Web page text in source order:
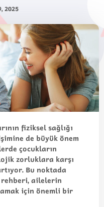
2025
fiziksel sağlığı
de büyük önem
çocukların
zorluklara karşı
Bu noktada
rehberi, ailelerin
için önemli bir